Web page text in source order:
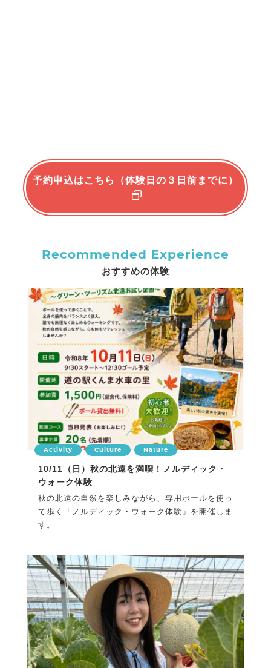
予約申込はこちら（体験日の３日前までに）
Recommended Experience
おすすめの体験
Activity Culture Nature
10/11（日）秋の北遠を満喫！ノルディック・
ウォーク体験
秋の北遠の自然を楽しみながら、専用ポールを使っ
て歩く「ノルディック・ウォーク体験」を開催しま
す。